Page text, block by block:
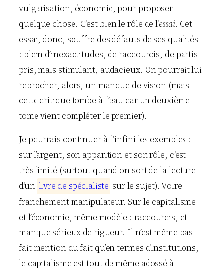
vulgarisation, économie, pour proposer
quelque chose. C’est bien le rôle de l’essai. Cet
essai, donc, souffre des défauts de ses qualités
: plein d’inexactitudes, de raccourcis, de partis
pris, mais stimulant, audacieux. On pourrait lui
reprocher, alors, un manque de vision (mais
cette critique tombe à l’eau car un deuxième
tome vient compléter le premier).
Je pourrais continuer à l’infini les exemples :
sur l’argent, son apparition et son rôle, c’est
très limité (surtout quand on sort de la lecture
d’un livre de spécialiste sur le sujet). Voire
franchement manipulateur. Sur le capitalisme
et l’économie, même modèle : raccourcis, et
manque sérieux de rigueur. Il n’est même pas
fait mention du fait qu’en termes d’institutions,
le capitalisme est tout de même adossé à